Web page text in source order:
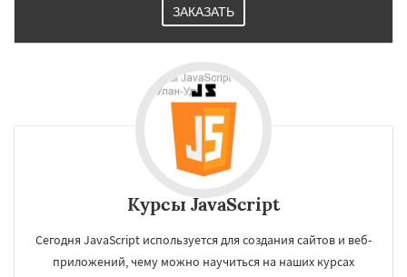
ЗАКАЗАТЬ
Курсы JavaScript
Сегодня JavaScript используется для создания сайтов и веб-
приложений, чему можно научиться на наших курсах